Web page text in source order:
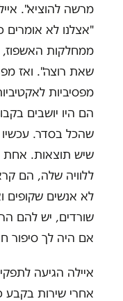
מרשה להוציא".
"אצלנו לא
ממחלקות האשפוז,
שאת רוצה". ואז
מפסיביות
הם היו יושבים
שהכל בסדר. עכשיו
שיש תוצאות. אחת
ללוויה שלה, הם
לא אנשים שקופים
שורדים, יש להם
אם היה לך סיפור
איילה הגיעה
אחרי שירות